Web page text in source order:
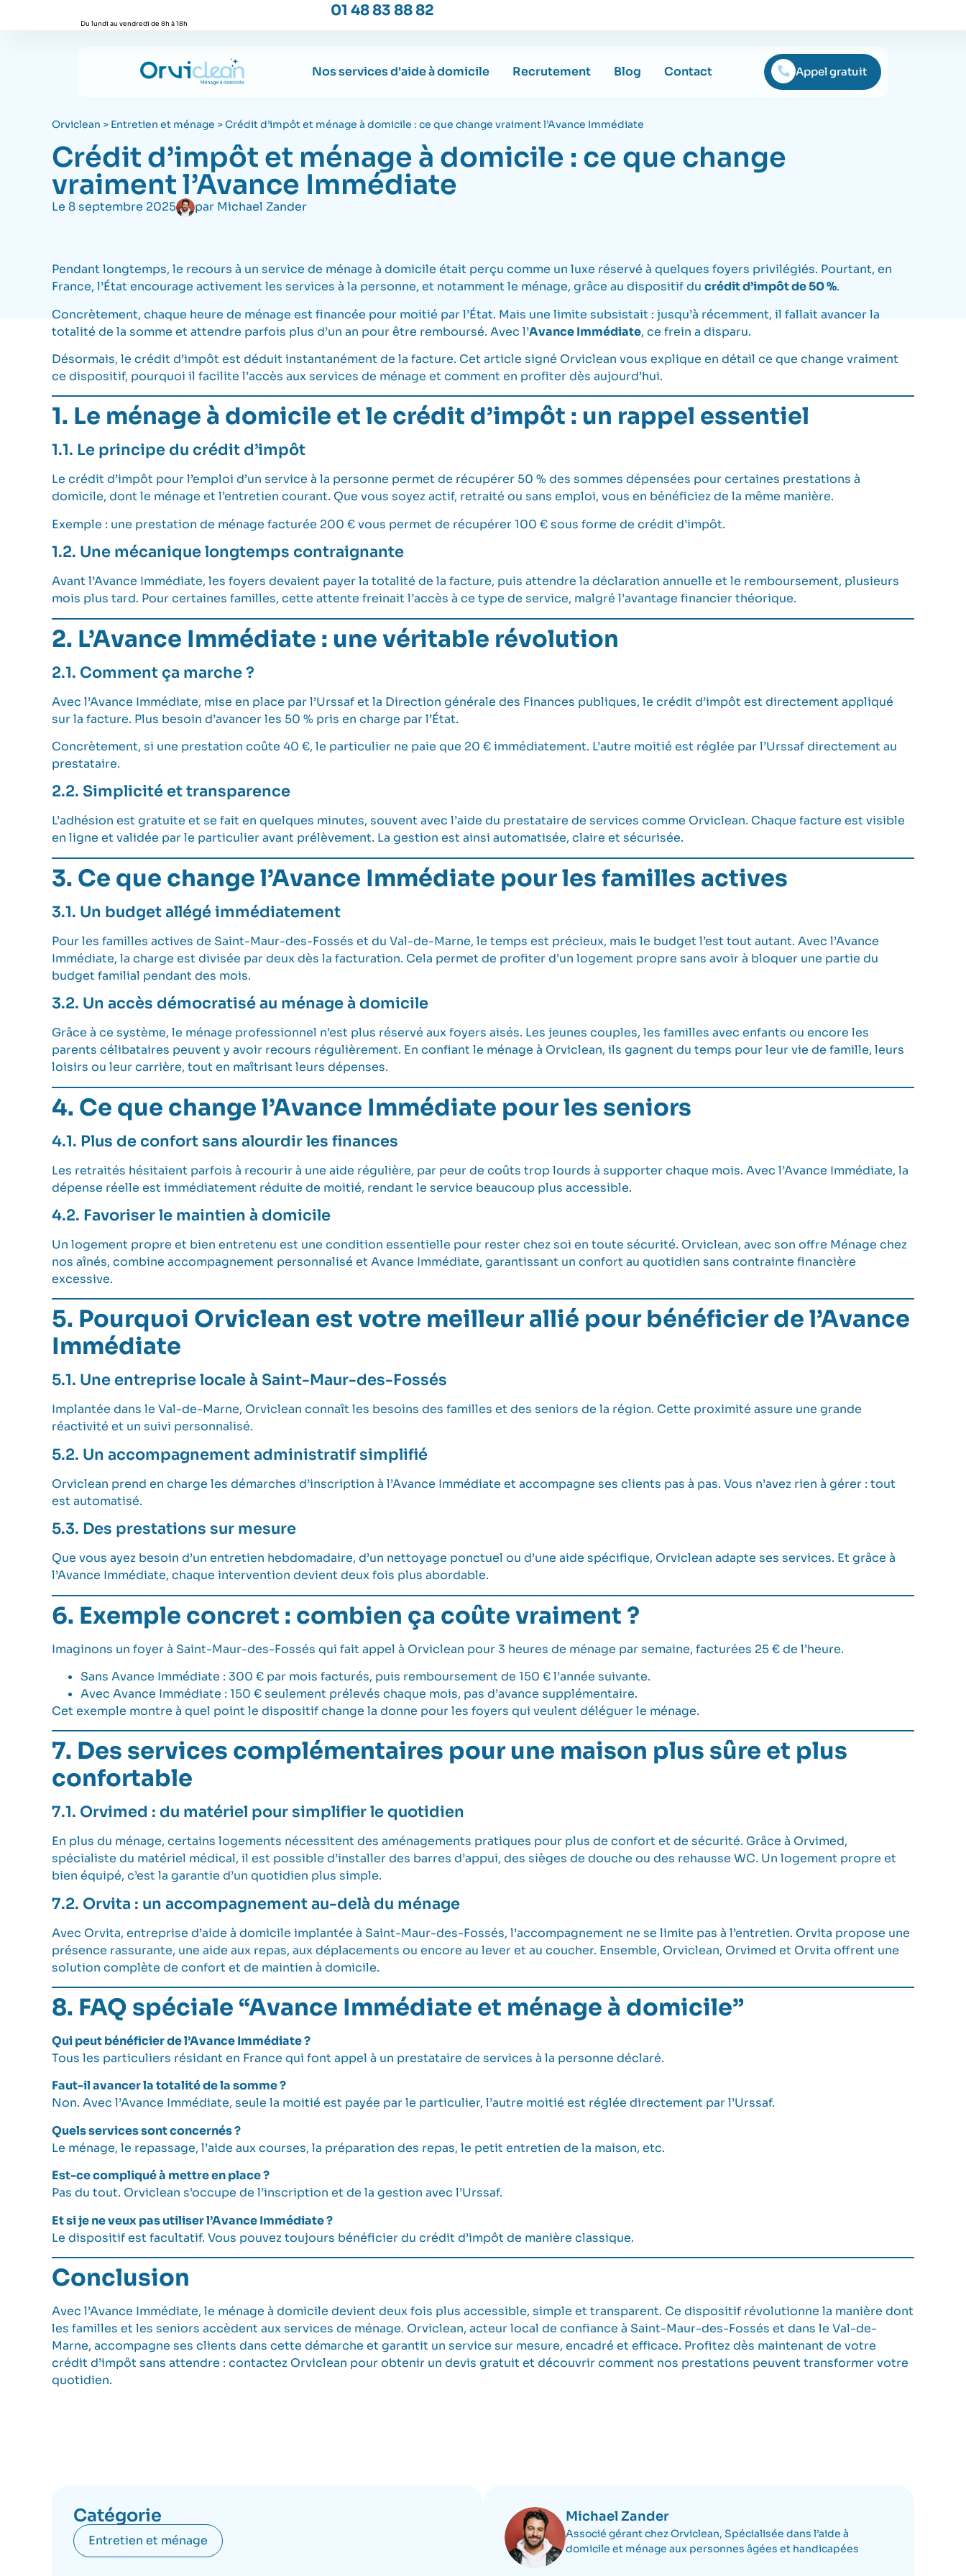
01 48 83 88 82
Du lundi au vendredi de 8h à 18h
Nos services d'aide à domicile Recrutement Blog Contact Appel gratuit
Orviclean > Entretien et ménage >Crédit d’impôt et ménage à domicile : ce que change vraiment l’Avance Immédiate
Crédit d’impôt et ménage à domicile : ce que change
vraiment l’Avance Immédiate
Le 8 septembre 2025 par Michael Zander
Pendant longtemps, le recours à un service de ménage à domicile était perçu comme un luxe réservé à quelques foyers privilégiés. Pourtant, en
France, l’État encourage activement les services à la personne, et notamment le ménage, grâce au dispositif du crédit d’impôt de 50 %.
Concrètement, chaque heure de ménage est financée pour moitié par l’État. Mais une limite subsistait : jusqu’à récemment, il fallait avancer la
totalité de la somme et attendre parfois plus d’un an pour être remboursé. Avec l’Avance Immédiate, ce frein a disparu.
Désormais, le crédit d’impôt est déduit instantanément de la facture. Cet article signé Orviclean vous explique en détail ce que change vraiment
ce dispositif, pourquoi il facilite l’accès aux services de ménage et comment en profiter dès aujourd’hui.
1. Le ménage à domicile et le crédit d’impôt : un rappel essentiel
1.1. Le principe du crédit d’impôt
Le crédit d’impôt pour l’emploi d’un service à la personne permet de récupérer 50 % des sommes dépensées pour certaines prestations à
domicile, dont le ménage et l’entretien courant. Que vous soyez actif, retraité ou sans emploi, vous en bénéficiez de la même manière.
Exemple : une prestation de ménage facturée 200 € vous permet de récupérer 100 € sous forme de crédit d’impôt.
1.2. Une mécanique longtemps contraignante
Avant l’Avance Immédiate, les foyers devaient payer la totalité de la facture, puis attendre la déclaration annuelle et le remboursement, plusieurs
mois plus tard. Pour certaines familles, cette attente freinait l’accès à ce type de service, malgré l’avantage financier théorique.
2. L’Avance Immédiate : une véritable révolution
2.1. Comment ça marche ?
Avec l’Avance Immédiate, mise en place par l’Urssaf et la Direction générale des Finances publiques, le crédit d’impôt est directement appliqué
sur la facture. Plus besoin d’avancer les 50 % pris en charge par l’État.
Concrètement, si une prestation coûte 40 €, le particulier ne paie que 20 € immédiatement. L’autre moitié est réglée par l’Urssaf directement au
prestataire.
2.2. Simplicité et transparence
L’adhésion est gratuite et se fait en quelques minutes, souvent avec l’aide du prestataire de services comme Orviclean. Chaque facture est visible
en ligne et validée par le particulier avant prélèvement. La gestion est ainsi automatisée, claire et sécurisée.
3. Ce que change l’Avance Immédiate pour les familles actives
3.1. Un budget allégé immédiatement
Pour les familles actives de Saint-Maur-des-Fossés et du Val-de-Marne, le temps est précieux, mais le budget l’est tout autant. Avec l’Avance
Immédiate, la charge est divisée par deux dès la facturation. Cela permet de profiter d’un logement propre sans avoir à bloquer une partie du
budget familial pendant des mois.
3.2. Un accès démocratisé au ménage à domicile
Grâce à ce système, le ménage professionnel n’est plus réservé aux foyers aisés. Les jeunes couples, les familles avec enfants ou encore les
parents célibataires peuvent y avoir recours régulièrement. En confiant le ménage à Orviclean, ils gagnent du temps pour leur vie de famille, leurs
loisirs ou leur carrière, tout en maîtrisant leurs dépenses.
4. Ce que change l’Avance Immédiate pour les seniors
4.1. Plus de confort sans alourdir les finances
Les retraités hésitaient parfois à recourir à une aide régulière, par peur de coûts trop lourds à supporter chaque mois. Avec l’Avance Immédiate, la
dépense réelle est immédiatement réduite de moitié, rendant le service beaucoup plus accessible.
4.2. Favoriser le maintien à domicile
Un logement propre et bien entretenu est une condition essentielle pour rester chez soi en toute sécurité. Orviclean, avec son offre Ménage chez
nos aînés, combine accompagnement personnalisé et Avance Immédiate, garantissant un confort au quotidien sans contrainte financière
excessive.
5. Pourquoi Orviclean est votre meilleur allié pour bénéficier de l’Avance
Immédiate
5.1. Une entreprise locale à Saint-Maur-des-Fossés
Implantée dans le Val-de-Marne, Orviclean connaît les besoins des familles et des seniors de la région. Cette proximité assure une grande
réactivité et un suivi personnalisé.
5.2. Un accompagnement administratif simplifié
Orviclean prend en charge les démarches d’inscription à l’Avance Immédiate et accompagne ses clients pas à pas. Vous n’avez rien à gérer : tout
est automatisé.
5.3. Des prestations sur mesure
Que vous ayez besoin d’un entretien hebdomadaire, d’un nettoyage ponctuel ou d’une aide spécifique, Orviclean adapte ses services. Et grâce à
l’Avance Immédiate, chaque intervention devient deux fois plus abordable.
6. Exemple concret : combien ça coûte vraiment ?
Imaginons un foyer à Saint-Maur-des-Fossés qui fait appel à Orviclean pour 3 heures de ménage par semaine, facturées 25 € de l’heure.
Sans Avance Immédiate : 300 € par mois facturés, puis remboursement de 150 € l’année suivante.
Avec Avance Immédiate : 150 € seulement prélevés chaque mois, pas d’avance supplémentaire.
Cet exemple montre à quel point le dispositif change la donne pour les foyers qui veulent déléguer le ménage.
7. Des services complémentaires pour une maison plus sûre et plus
confortable
7.1. Orvimed : du matériel pour simplifier le quotidien
En plus du ménage, certains logements nécessitent des aménagements pratiques pour plus de confort et de sécurité. Grâce à Orvimed,
spécialiste du matériel médical, il est possible d’installer des barres d’appui, des sièges de douche ou des rehausse WC. Un logement propre et
bien équipé, c’est la garantie d’un quotidien plus simple.
7.2. Orvita : un accompagnement au-delà du ménage
Avec Orvita, entreprise d’aide à domicile implantée à Saint-Maur-des-Fossés, l’accompagnement ne se limite pas à l’entretien. Orvita propose une
présence rassurante, une aide aux repas, aux déplacements ou encore au lever et au coucher. Ensemble, Orviclean, Orvimed et Orvita offrent une
solution complète de confort et de maintien à domicile.
8. FAQ spéciale “Avance Immédiate et ménage à domicile”
Qui peut bénéficier de l’Avance Immédiate ?
Tous les particuliers résidant en France qui font appel à un prestataire de services à la personne déclaré.
Faut-il avancer la totalité de la somme ?
Non. Avec l’Avance Immédiate, seule la moitié est payée par le particulier, l’autre moitié est réglée directement par l’Urssaf.
Quels services sont concernés ?
Le ménage, le repassage, l’aide aux courses, la préparation des repas, le petit entretien de la maison, etc.
Est-ce compliqué à mettre en place ?
Pas du tout. Orviclean s’occupe de l’inscription et de la gestion avec l’Urssaf.
Et si je ne veux pas utiliser l’Avance Immédiate ?
Le dispositif est facultatif. Vous pouvez toujours bénéficier du crédit d’impôt de manière classique.
Conclusion
Avec l’Avance Immédiate, le ménage à domicile devient deux fois plus accessible, simple et transparent. Ce dispositif révolutionne la manière dont
les familles et les seniors accèdent aux services de ménage. Orviclean, acteur local de confiance à Saint-Maur-des-Fossés et dans le Val-de-
Marne, accompagne ses clients dans cette démarche et garantit un service sur mesure, encadré et efficace. Profitez dès maintenant de votre
crédit d’impôt sans attendre : contactez Orviclean pour obtenir un devis gratuit et découvrir comment nos prestations peuvent transformer votre
quotidien.
Catégorie
Entretien et ménage
Michael Zander
Associé gérant chez Orviclean, Spécialisée dans l’aide à
domicile et ménage aux personnes âgées et handicapées